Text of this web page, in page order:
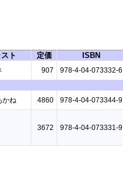
ト 定価 ISBN
907 978-4-04-073332-6
かね 4860 978-4-04-073344-9
3672 978-4-04-073331-9